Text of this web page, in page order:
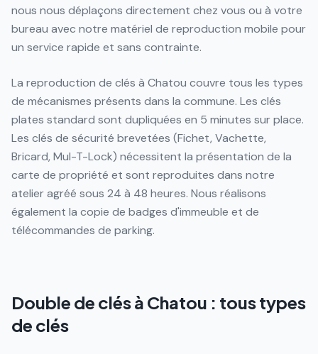
nous nous déplaçons directement chez vous ou à votre
bureau avec notre matériel de reproduction mobile pour
un service rapide et sans contrainte.
La reproduction de clés à Chatou couvre tous les types
de mécanismes présents dans la commune. Les clés
plates standard sont dupliquées en 5 minutes sur place.
Les clés de sécurité brevetées (Fichet, Vachette,
Bricard, Mul-T-Lock) nécessitent la présentation de la
carte de propriété et sont reproduites dans notre
atelier agréé sous 24 à 48 heures. Nous réalisons
également la copie de badges d'immeuble et de
télécommandes de parking.
Double de clés à Chatou : tous types
de clés